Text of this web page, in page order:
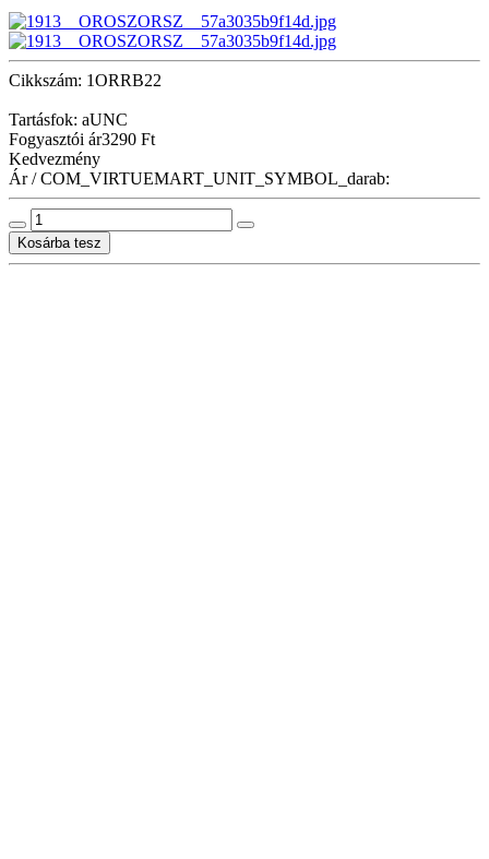
Cikkszám: 1ORRB22
Tartásfok: aUNC
Fogyasztói ár3290 Ft
Kedvezmény
Ár / COM_VIRTUEMART_UNIT_SYMBOL_darab: